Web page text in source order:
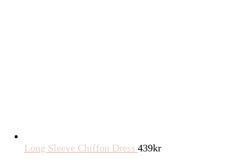
Long Sleeve Chiffon Dress 439kr